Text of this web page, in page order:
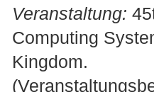
Veranstaltung:
Computing
Kingdom.